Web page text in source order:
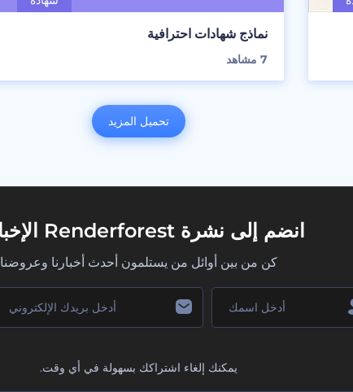
نماذج شهادات احترافية
7 مشاهد
تحميل المزيد
انضم إلى نشرة Renderforest الإخبارية
كن من بين أوائل من يستلمون أحدث أخبارنا وعروضنا
يمكنك إلغاء اشتراكك بسهولة في أي وقت.